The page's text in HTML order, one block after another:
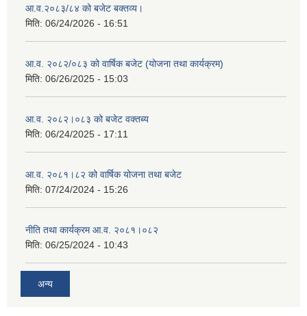
आ.व.२०८३/८४ को बजेट बक्तव्य।
मिति: 06/24/2026 - 16:51
आ.व. २०८२/०८३ को वार्षिक बजेट (योजना तथा कार्यक्रम)
मिति: 06/26/2025 - 15:03
आ.व. २०८२।०८३ को बजेट वक्तब्य
मिति: 06/24/2025 - 17:11
आ.व. २०८१।८२ को वार्षिक योजना तथा बजेट
मिति: 07/24/2024 - 15:26
नीति तथा कार्यक्रम आ.व. २०८१।०८२
मिति: 06/25/2024 - 10:43
अन्य